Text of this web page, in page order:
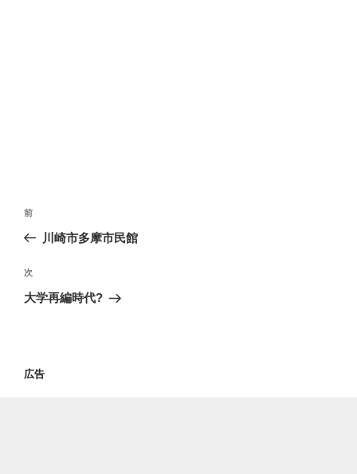
投
ビ
ゲ
ン
過
去
投
稿
前
川崎市多摩市民館
次
の
次
大学再編時代?
広告